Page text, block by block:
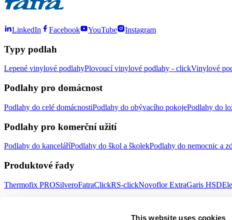
This website uses cookies
LinkedIn Facebook YouTube Instagram
Typy podlah
Lepené vinylové podlahyPlovoucí vinylové podlahy - clickVinylové
Podlahy pro domácnost
Podlahy do celé domácnostiPodlahy do obývacího pokojePodlahy do
Podlahy pro komerční užití
Podlahy do kanceláříPodlahy do škol a školekPodlahy do nemocnic a
Produktové řady
Thermofix PROSilveroFatraClickRS-clickNovoflor ExtraGaris HSD